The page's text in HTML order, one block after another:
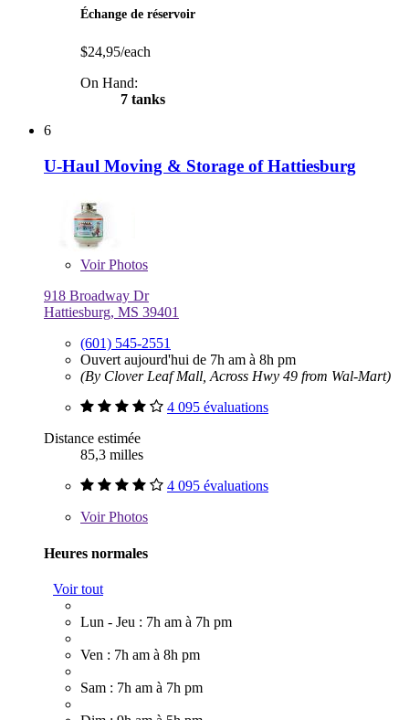
Échange de réservoir
$24,95/each
On Hand:
7 tanks
6
U-Haul Moving & Storage of Hattiesburg
VoirPhotos
918 Broadway Dr
Hattiesburg, MS 39401
(601) 545-2551
Ouvert aujourd'hui de 7h am à 8h pm
(By Clover Leaf Mall, Across Hwy 49 from Wal-Mart)
4 095 évaluations
Distance estimée
85,3 milles
4 095 évaluations
VoirPhotos
Heures normales
Voir tout
Lun - Jeu : 7h am à 7h pm
Ven : 7h am à 8h pm
Sam : 7h am à 7h pm